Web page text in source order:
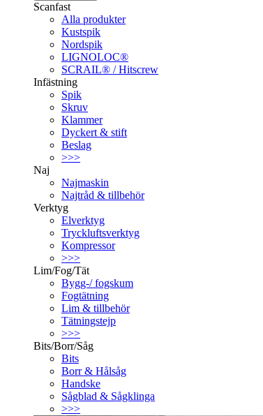
Scanfast
Alla produkter
Kustspik
Nordspik
LIGNOLOC®
SCRAIL® / Hitscrew
Infästning
Spik
Skruv
Klammer
Dyckert & stift
Beslag
>>>
Naj
Najmaskin
Najtråd & tillbehör
Verktyg
Elverktyg
Tryckluftsverktyg
Kompressor
>>>
Lim/Fog/Tät
Bygg-/ fogskum
Fogtätning
Lim & tillbehör
Tätningstejp
>>>
Bits/Borr/Såg
Bits
Borr & Hålsåg
Handske
Sågblad & Sågklinga
>>>